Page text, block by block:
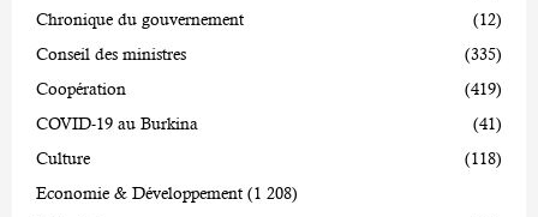
Chronique du gouvernement
(12)
Conseil des ministres
(335)
Coopération
(419)
COVID-19 au Burkina
(41)
Culture
(118)
Economie & Développement (1 208)